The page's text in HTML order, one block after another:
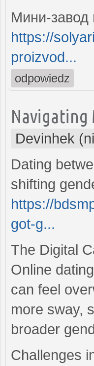
Мини-завод
https://
proizvod...
odpowiedz
Navigating
Devinhek
Dating
shifting
https://
got-g...
The Digital
Online
can feel
more sway,
broader
Challenges